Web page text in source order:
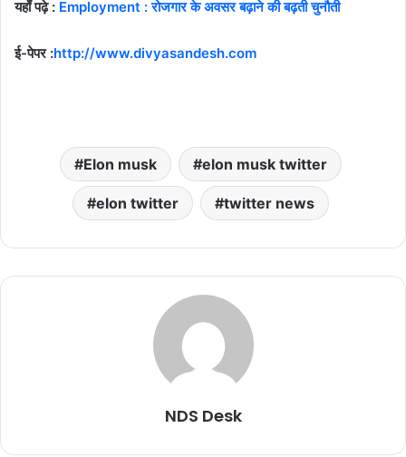
यहाँ पढ़े : Employment : रोजगार के अवसर बढ़ाने की बढ़ती चुनौती
ई-पेपर :http://www.divyasandesh.com
Elon musk elon musk twitter
elon twitter twitter news
NDS Desk